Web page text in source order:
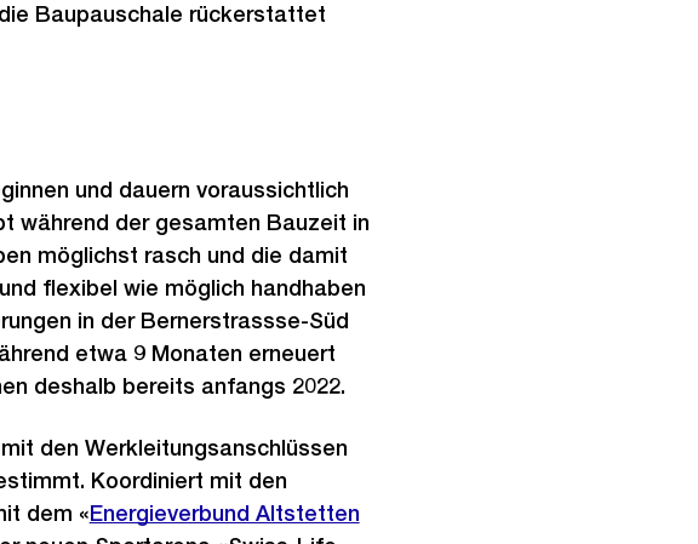
Baupauschale rückerstattet
und dauern voraussichtlich
während der gesamten Bauzeit in
möglichst rasch und die damit
flexibel wie möglich handhaben
in der Bernerstrassse-Süd
etwa 9 Monaten erneuert
deshalb bereits anfangs 2022.
den Werkleitungsanschlüssen
Koordiniert mit den
dem «Externer
Energieverbund Altstetten